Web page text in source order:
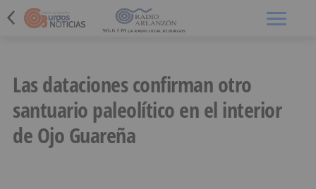
Las dataciones confirman otro
santuario paleolítico en el interior
de Ojo Guareña